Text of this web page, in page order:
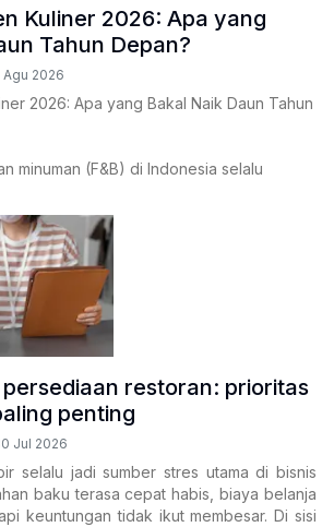
Kuliner 2026: Apa yang
Tahun Depan?
Agu 2026
2026: Apa yang Bakal Naik Daun Tahun
minuman (F&B) di Indonesia selalu
bicara soal "siapa yang paling viral
bisnis
restoran: prioritas
penting
Jul 2026
selalu jadi sumber stres utama di bisnis
baku terasa cepat habis, biaya belanja
keuntungan tidak ikut membesar. Di sisi